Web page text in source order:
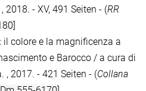
2018. - XV, 491 Seiten - (RR
: il colore e la magnificenza a
e Barocco / a cura di
, 2017. - 421 Seiten - (Collana